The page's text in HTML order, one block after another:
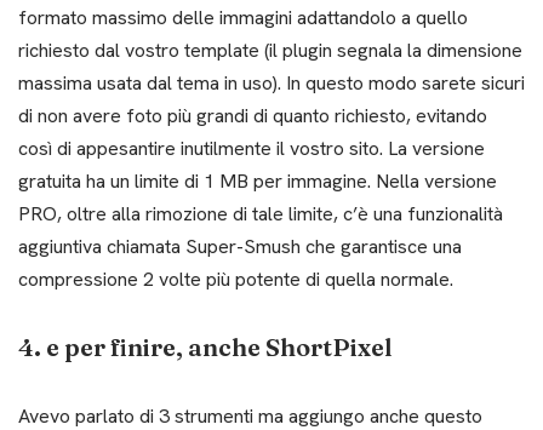
formato massimo delle immagini adattandolo a quello
richiesto dal vostro template (il plugin segnala la dimensione
massima usata dal tema in uso). In questo modo sarete sicuri
di non avere foto più grandi di quanto richiesto, evitando
così di appesantire inutilmente il vostro sito. La versione
gratuita ha un limite di 1 MB per immagine. Nella versione
PRO, oltre alla rimozione di tale limite, c’è una funzionalità
aggiuntiva chiamata Super-Smush che garantisce una
compressione 2 volte più potente di quella normale.
4. e per finire, anche ShortPixel
Avevo parlato di 3 strumenti ma aggiungo anche questo